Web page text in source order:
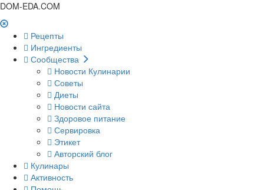
DOM-EDA.COM
Рецепты
Ингредиенты
Сообщества
Новости Кулинарии
Советы
Диеты
Новости сайта
Здоровое питание
Сервировка
Этикет
Авторский блог
Кулинары
Активность